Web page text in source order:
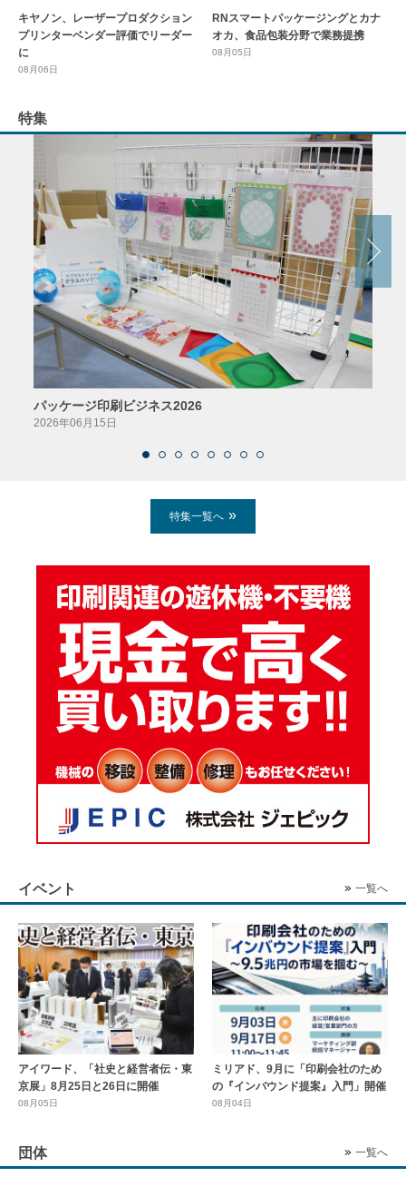
キヤノン、レーザープロダクション
プリンターベンダー評価でリーダー
に
08月06日
RNスマートパッケージングとカナ
オカ、食品包装分野で業務提携
08月05日
特集
パッケージ印刷ビジネス2026
2026年06月15日
特集一覧へ
イベント 一覧へ
アイワード、「社史と経営者伝・東
京展」8月25日と26日に開催
08月05日
ミリアド、9月に「印刷会社のため
の『インバウンド提案』入門」開催
08月04日
団体 一覧へ